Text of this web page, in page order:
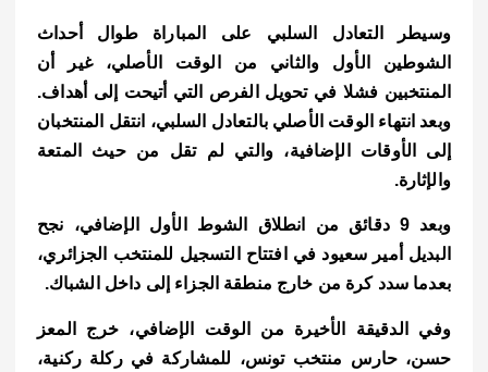
وسيطر التعادل السلبي على المباراة طوال أحداث
الشوطين الأول والثاني من الوقت الأصلي، غير أن
المنتخبين فشلا في تحويل الفرص التي أتيحت إلى أهداف.
وبعد انتهاء الوقت الأصلي بالتعادل السلبي، انتقل المنتخبان
إلى الأوقات الإضافية، والتي لم تقل من حيث المتعة
والإثارة.
وبعد 9 دقائق من انطلاق الشوط الأول الإضافي، نجح
البديل أمير سعيود في افتتاح التسجيل للمنتخب الجزائري،
بعدما سدد كرة من خارج منطقة الجزاء إلى داخل الشباك.
وفي الدقيقة الأخيرة من الوقت الإضافي، خرج المعز
حسن، حارس منتخب تونس، للمشاركة في ركلة ركنية،